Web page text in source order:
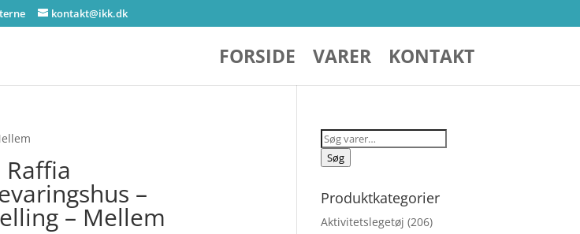
kontakt@ikk.dk
FORSIDE VARER KONTAKT
Raffia
–
– Mellem
Søg
efter:
Søg
Produktkategorier
Aktivitetslegetøj (206)